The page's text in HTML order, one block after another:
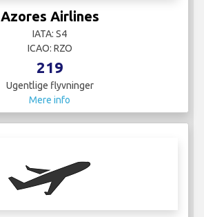
Azores Airlines
IATA: S4
ICAO: RZO
219
Ugentlige flyvninger
Mere info